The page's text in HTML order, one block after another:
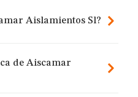
Aislamientos Sl?
de Aiscamar